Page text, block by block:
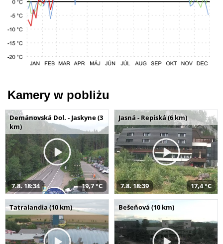
Kamery w pobliżu
Demänovská Dol. - Jaskyne (3
km)
7.8. 18:34 19,7 °C
Jasná - Repiská (6 km)
7.8. 18:39 17,4 °C
Tatralandia (10 km) Bešeňová (10 km)